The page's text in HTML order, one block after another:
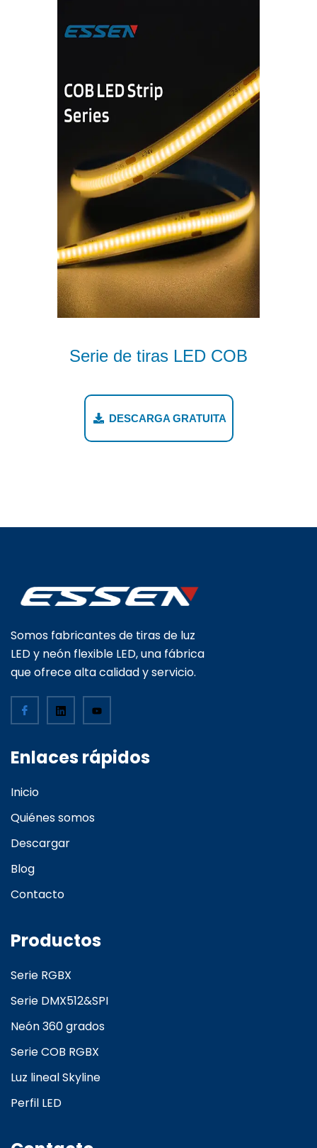
Serie de tiras LED COB
DESCARGA GRATUITA
Somos fabricantes de tiras de luz
LED y neón flexible LED, una fábrica
que ofrece alta calidad y servicio.
Enlaces rápidos
Inicio
Quiénes somos
Descargar
Blog
Contacto
Productos
Serie RGBX
Serie DMX512&SPI
Neón 360 grados
Serie COB RGBX
Luz lineal Skyline
Perfil LED